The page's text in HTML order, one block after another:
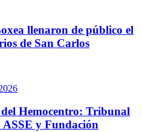
llenaron de público el
de San Carlos
Hemocentro: Tribunal
ASSE y Fundación